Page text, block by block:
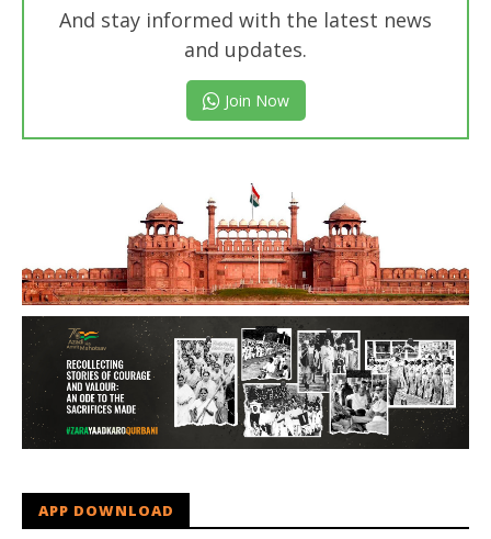
And stay informed with the latest news
and updates.
Join Now
APP DOWNLOAD